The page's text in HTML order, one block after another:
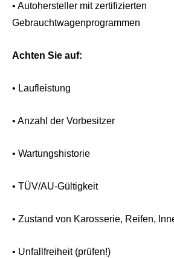
• Autohersteller mit zertifizierten
Gebrauchtwagenprogrammen
Achten Sie auf:
• Laufleistung
• Anzahl der Vorbesitzer
• Wartungshistorie
• TÜV/AU-Gültigkeit
• Zustand von Karosserie, Reifen,
• Unfallfreiheit (prüfen!)